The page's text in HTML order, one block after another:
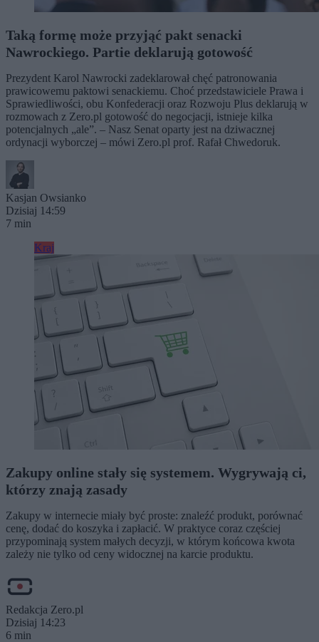
Taką formę może przyjąć pakt senacki
Nawrockiego. Partie deklarują gotowość
Prezydent Karol Nawrocki zadeklarował chęć patronowania
prawicowemu paktowi senackiemu. Choć przedstawiciele Prawa i
Sprawiedliwości, obu Konfederacji oraz Rozwoju Plus deklarują w
rozmowach z Zero.pl gotowość do negocjacji, istnieje kilka
potencjalnych „ale”. – Nasz Senat oparty jest na dziwacznej
ordynacji wyborczej – mówi Zero.pl prof. Rafał Chwedoruk.
Kasjan Owsianko
Dzisiaj 14:59
7 min
Kraj
Zakupy online stały się systemem. Wygrywają ci,
którzy znają zasady
Zakupy w internecie miały być proste: znaleźć produkt, porównać
cenę, dodać do koszyka i zapłacić. W praktyce coraz częściej
przypominają system małych decyzji, w którym końcowa kwota
zależy nie tylko od ceny widocznej na karcie produktu.
Redakcja Zero.pl
Dzisiaj 14:23
6 min